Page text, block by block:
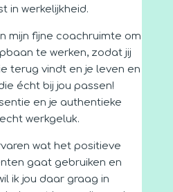
in werkelijkheid.
mijn fijne coachruimte om
te werken, zodat jij
terug vindt en je leven en
écht bij jou passen!
en je authentieke
werkgeluk.
wat het positieve
gaat gebruiken en
ik jou daar graag in